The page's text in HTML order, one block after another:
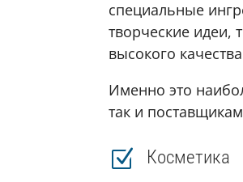
специальные
творческие идеи,
высокого
Именно это
так и
Z Косметика